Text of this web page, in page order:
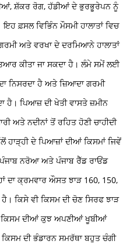
ਸ਼ੱਕਰ ਰੋਗ, ਹੱਡੀਆਂ ਦੇ ਭੁਰਭੂਰੇਪਨ ਨੂੰ
ਫ਼ਸਲ ਵਿਭਿੰਨ ਮੌਸਮੀ ਹਾਲਾਤਾਂ ਵਿਚ
ਅਤੇ ਵਰਖਾ ਦੇ ਦਰਮਿਆਨੇ ਹਾਲਾਤਾਂ
ਕੀਤਾ ਜਾ ਸਕਦਾ ਹੈ। ਲੰਮੇ ਸਮੇਂ ਲਈ
ਨਿਸਰਦਾ ਹੈ ਅਤੇ ਜ਼ਿਆਦਾ ਗਰਮੀ
ਹੈ। ਪਿਆਜ਼ ਦੀ ਖੇਤੀ ਵਾਸਤੇ ਜ਼ਮੀਨ
ਅਤੇ ਨਦੀਨਾਂ ਤੋਂ ਰਹਿਤ ਹੋਣੀ ਚਾਹੀਦੀ
ਹਾੜ੍ਹੀ ਦੇ ਪਿਆਜ਼ਾਂ ਦੀਆਂ ਕਿਸਮਾਂ ਜਿਵੇਂ
ਨਰੋਆ ਅਤੇ ਪੰਜਾਬ ਰੈੱਡ ਰਾਓਂਡ
ਦਾ ਕ੍ਰਮਵਾਰ ਔਸਤ ਝਾੜ 160, 150,
ਕਿਸੇ ਵੀ ਕਿਸਮ ਦੀ ਚੋਣ ਸਿਰਫ ਝਾੜ
ਕਿਸਮ ਦੀਆਂ ਕੁਝ ਅਪਣੀਆਂ ਖੂਬੀਆਂ
ਦੀ ਭੰਡਾਰਨ ਸਮਰੱਥਾ ਬਹੁਤ ਚੰਗੀ